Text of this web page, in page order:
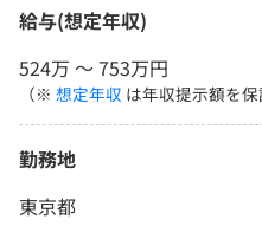
給与(想定年収)
524万 〜 753万円
（※ 想定年収 は年収提示額を保
勤務地
東京都